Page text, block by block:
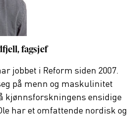
fagsjef
jobbet i Reform siden 2007.
på menn og maskulinitet
kjønnsforskningens ensidige
har et omfattende nordisk og